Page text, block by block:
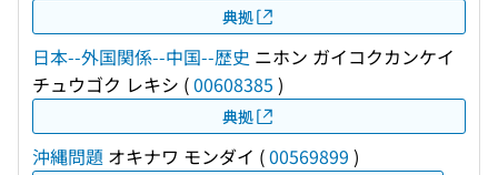
典拠
日本--外国関係--中国--歴史 ニホン ガイコクカンケイ
チュウゴク レキシ (00608385 )
典拠
沖縄問題 オキナワ モンダイ (00569899 )